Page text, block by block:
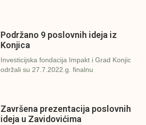
Podržano 9 poslovnih ideja iz
Konjica
Investicijska fondacija Impakt i Grad Konjic
održali su 27.7.2022.g. finalnu
Završena prezentacija poslovnih
ideja u Zavidovićima